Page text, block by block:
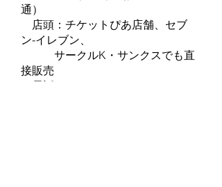
通）
店頭：チケットぴあ店舗、セブ
ン-イレブン、
サークルK・サンクスでも直
接販売
電話：0570-02-9999（Ｐコード：